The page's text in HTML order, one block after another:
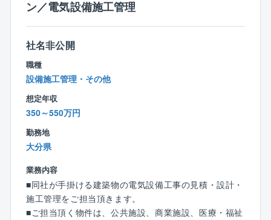
れているかの確認
┗協力会社を含めた全体管理業務
┗試運転、調整（竣工後、クライアントへ引き渡し
時）
ー）となります
▼魅力
◇エンドユーザーとの関わり
素を網羅しているため、大手ゼネコンや設計事務所に
与えられた設計図で仕事するのみならず、自らクライ
アントと直接会話し、一緒に設備を創り上げることが
出来ます。
ン／電気設備施工管理
社名非公開
職種
設備施工管理・その他
想定年収
350～550万円
勤務地
大分県
業務内容
■同社が手掛ける建築物の電気設備工事の見積・設計・
施工管理をご担当頂きます。
■ご担当頂く物件は、公共施設、商業施設、医療・福祉